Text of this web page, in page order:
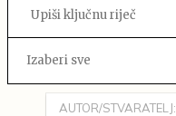
Izaberi sve
AUTOR/STVARATELJ: